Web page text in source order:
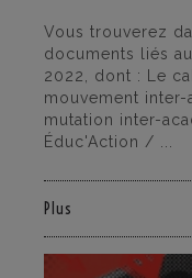
Vous trouverez
documents liés
2022, dont : Le
mouvement inter-
mutation inter-
Éduc'Action / ...
Plus